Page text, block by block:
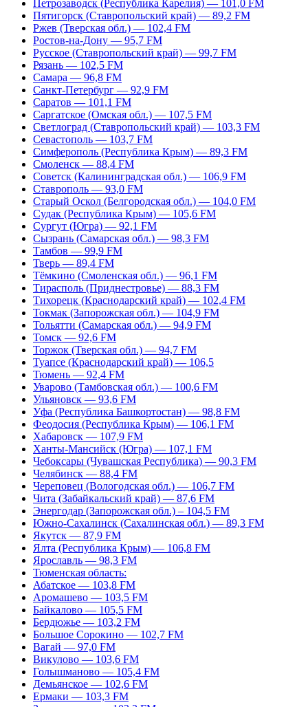
Петрозаводск (Республика Карелия) — 101,0 FM
Пятигорск (Ставропольский край) — 89,2 FM
Ржев (Тверская обл.) — 102,4 FM
Ростов-на-Дону — 95,7 FM
Русское (Ставропольский край) — 99,7 FM
Рязань — 102,5 FM
Самара — 96,8 FM
Санкт-Петербург — 92,9 FM
Саратов — 101,1 FM
Саргатское (Омская обл.) — 107,5 FM
Светлоград (Ставропольский край) — 103,3 FM
Севастополь — 103,7 FM
Симферополь (Республика Крым) — 89,3 FM
Смоленск — 88,4 FM
Советск (Калининградская обл.) — 106,9 FM
Ставрополь — 93,0 FM
Старый Оскол (Белгородская обл.) — 104,0 FM
Судак (Республика Крым) — 105,6 FM
Сургут (Югра) — 92,1 FM
Сызрань (Самарская обл.) — 98,3 FM
Тамбов — 99,9 FM
Тверь — 89,4 FM
Тёмкино (Смоленская обл.) — 96,1 FM
Тирасполь (Приднестровье) — 88,3 FM
Тихорецк (Краснодарский край) — 102,4 FM
Токмак (Запорожская обл.) — 104,9 FM
Тольятти (Самарская обл.) — 94,9 FM
Томск — 92,6 FM
Торжок (Тверская обл.) — 94,7 FM
Туапсе (Краснодарский край) — 106,5
Тюмень — 92,4 FM
Уварово (Тамбовская обл.) — 100,6 FM
Ульяновск — 93,6 FM
Уфа (Республика Башкортостан) — 98,8 FM
Феодосия (Республика Крым) — 106,1 FM
Хабаровск — 107,9 FM
Ханты-Мансийск (Югра) — 107,1 FM
Чебоксары (Чувашская Республика) — 90,3 FM
Челябинск — 88,4 FM
Череповец (Вологодская обл.) — 106,7 FM
Чита (Забайкальский край) — 87,6 FM
Энергодар (Запорожская обл.) – 104,5 FM
Южно-Сахалинск (Сахалинская обл.) — 89,3 FM
Якутск — 87,9 FM
Ялта (Республика Крым) — 106,8 FM
Ярославль — 98,3 FM
Тюменская область:
Абатское — 103,8 FM
Аромашево — 103,5 FM
Байкалово — 105,5 FM
Бердюжье — 103,2 FM
Большое Сорокино — 102,7 FM
Вагай — 97,0 FM
Викулово — 103,6 FM
Голышманово — 105,4 FM
Демьянское — 102,6 FM
Ермаки — 103,3 FM